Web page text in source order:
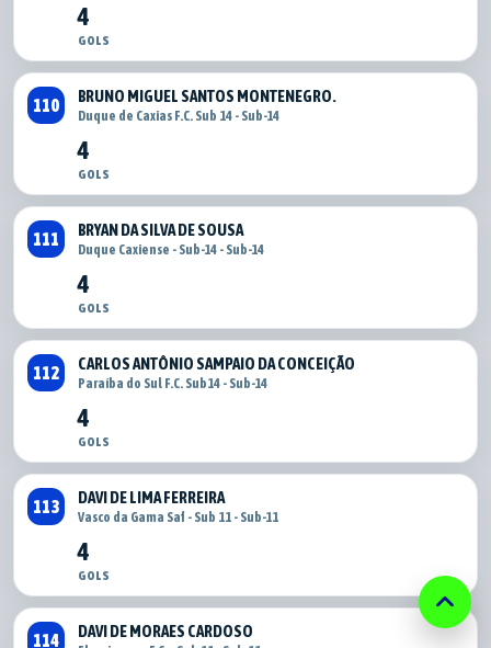
4
GOLS
110 BRUNO MIGUEL SANTOS MONTENEGRO.
Duque de Caxias F.C. Sub 14 - Sub-14
4
GOLS
111 BRYAN DA SILVA DE SOUSA
Duque Caxiense - Sub-14 - Sub-14
4
GOLS
112 CARLOS ANTÔNIO SAMPAIO DA CONCEIÇÃO
Paraíba do Sul F.C. Sub14 - Sub-14
4
GOLS
113 DAVI DE LIMA FERREIRA
Vasco da Gama Saf - Sub 11 - Sub-11
4
GOLS
114 DAVI DE MORAES CARDOSO
keyboard_arrow_up